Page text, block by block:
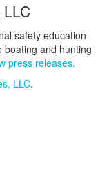
safety education
boating and hunting
press releases.
LLC.